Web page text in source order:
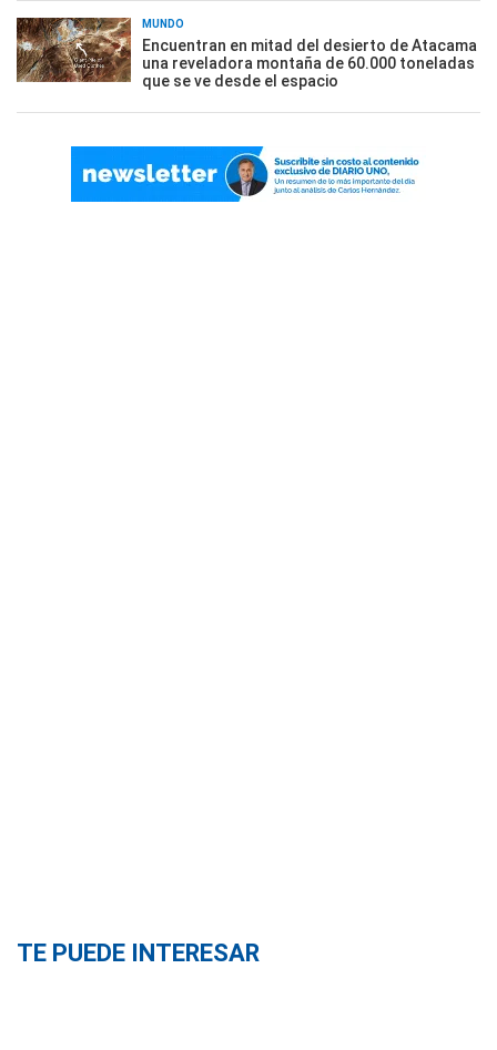
MUNDO
Encuentran en mitad del desierto de Atacama
una reveladora montaña de 60.000 toneladas
que se ve desde el espacio
TE PUEDE INTERESAR